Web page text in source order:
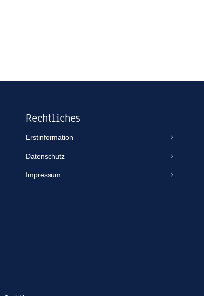
Rechtliches
Erstinformation
Datenschutz
Impressum